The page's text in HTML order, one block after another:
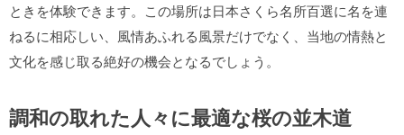
ときを体験できます。この場所は日本さくら名所百選に名を連
ねるに相応しい、風情あふれる風景だけでなく、当地の情熱と
文化を感じ取る絶好の機会となるでしょう。
調和の取れた人々に最適な桜の並木道